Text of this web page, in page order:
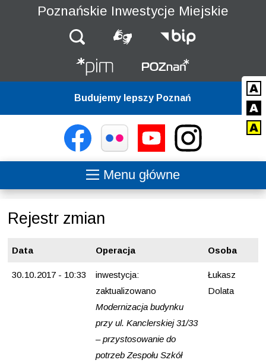
Przejdź do wyszukiwarki
Przejdź do treści
Poznańskie Inwestycje Miejskie
Budujemy lepszy Poznań
Menu główne
Rejestr zmian
Data Operacja Osoba
30.10.2017 - 10:33
inwestycja:
zaktualizowano
Modernizacja budynku
przy ul. Kanclerskiej 31/33
– przystosowanie do
potrzeb Zespołu Szkół
Łukasz
Dolata